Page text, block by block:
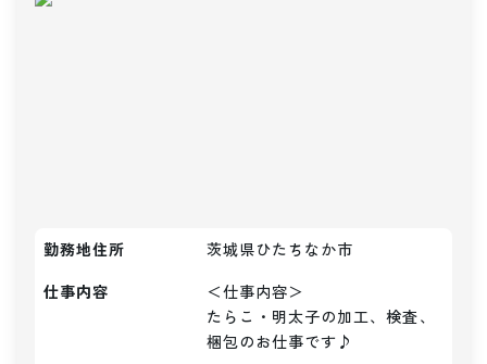
勤務地住所
茨城県ひたちなか市
仕事内容
＜仕事内容＞
たらこ・明太子の加工、検査、
梱包のお仕事です♪